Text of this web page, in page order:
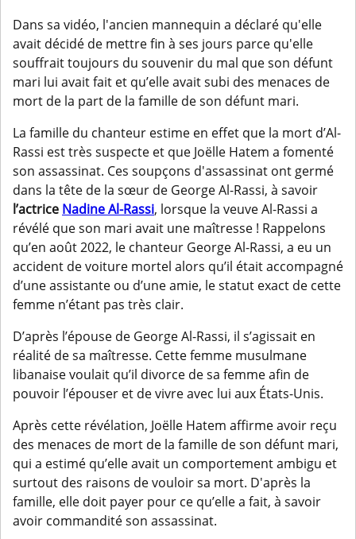
Dans sa vidéo, l'ancien mannequin a déclaré qu'elle
avait décidé de mettre fin à ses jours parce qu'elle
souffrait toujours du souvenir du mal que son défunt
mari lui avait fait et qu’elle avait subi des menaces de
mort de la part de la famille de son défunt mari.
La famille du chanteur estime en effet que la mort d’Al-
Rassi est très suspecte et que Joëlle Hatem a fomenté
son assassinat. Ces soupçons d'assassinat ont germé
dans la tête de la sœur de George Al-Rassi, à savoir
l’actrice Nadine Al-Rassi, lorsque la veuve Al-Rassi a
révélé que son mari avait une maîtresse ! Rappelons
qu’en août 2022, le chanteur George Al-Rassi, a eu un
accident de voiture mortel alors qu’il était accompagné
d’une assistante ou d’une amie, le statut exact de cette
femme n’étant pas très clair.
D’après l’épouse de George Al-Rassi, il s’agissait en
réalité de sa maîtresse. Cette femme musulmane
libanaise voulait qu’il divorce de sa femme afin de
pouvoir l’épouser et de vivre avec lui aux États-Unis.
Après cette révélation, Joëlle Hatem affirme avoir reçu
des menaces de mort de la famille de son défunt mari,
qui a estimé qu’elle avait un comportement ambigu et
surtout des raisons de vouloir sa mort. D'après la
famille, elle doit payer pour ce qu’elle a fait, à savoir
avoir commandité son assassinat.